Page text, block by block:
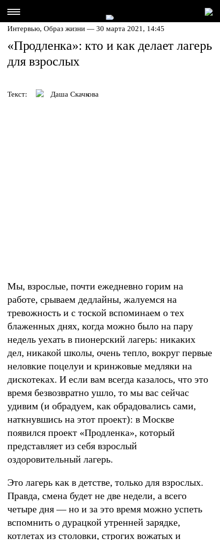
Интервью, Образ жизни — 30 марта 2021, 14:45
«Продленка»: кто и как делает лагерь
для взрослых
Текст: Даша Скачкова
Мы, взрослые, почти ежедневно горим на
работе, срываем дедлайны, жалуемся на
тревожность и с тоской вспоминаем о тех
блаженных днях, когда можно было на пару
недель уехать в пионерский лагерь: никаких
дел, никакой школы, очень тепло, вокруг первые
неловкие поцелуи и кринжовые медляки на
дискотеках. И если вам всегда казалось, что это
время безвозвратно ушло, то мы вас сейчас
удивим (и обрадуем, как обрадовались сами,
наткнувшись на этот проект): в Москве
появился проект «Продленка», который
представляет из себя взрослый
оздоровительный лагерь.
Это лагерь как в детстве, только для взрослых.
Правда, смена будет не две недели, а всего
четыре дня — но и за это время можно успеть
вспомнить о дурацкой утренней зарядке,
котлетах из столовки, строгих вожатых и